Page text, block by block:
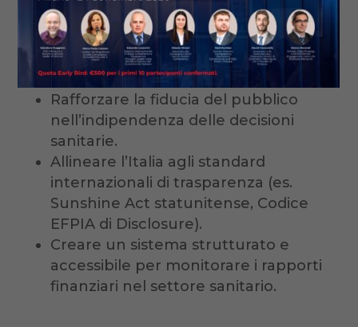
Implicazioni Più Ampie
Attraverso l’applicazione di obblighi di
trasparenza, la Sunshine Act Italiana
si propone di:
Rafforzare la fiducia del pubblico
nell’indipendenza delle decisioni
sanitarie.
Allineare l’Italia agli standard
internazionali di trasparenza (es.
Sunshine Act statunitense, Codice
EFPIA di Disclosure).
Creare un sistema strutturato e
accessibile per monitorare i rapporti
finanziari nel settore sanitario.